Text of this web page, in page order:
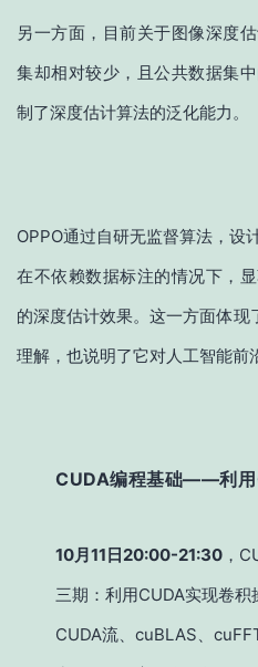
另一方面，目前关于图像深度
集却相对较少，且公共数据集
制了深度估计算法的泛化能力。
OPPO通过自研无监督算法，设
在不依赖数据标注的情况下，
的深度估计效果。这一方面体现
理解，也说明了它对人工智能前
CUDA编程基础——利用
10月11日20:00-21:30 ，
三期：利用CUDA实现卷
CUDA流、cuBLAS、